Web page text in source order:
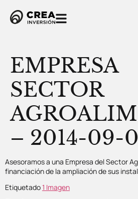
EMPRESA
SECTOR
– 2014-09-
Asesoramos a una Empresa del Sector
financiación de la ampliación de sus
Etiquetado1 Imagen